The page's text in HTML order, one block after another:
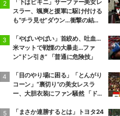
「下はビキニ」サーファー美女レ
スラー、颯爽と援軍に駆け付ける
も“チラ見せ”ダウン…衝撃の結末
「やばいやばい」首絞め、吐血…
米マットで戦慄の大暴走…ファ
ン“ドン引き” 「普通に危険技」
「目のやり場に困る」「とんがり
コーン」“裏切り”の美女レスラ
ー、大胆衣装にファン騒然 「ドロ
「まさか連勝するとは」トヨタ24